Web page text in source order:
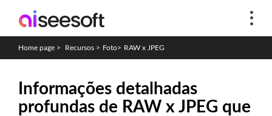
Home page > Recursos > Foto> RAW x JPEG
Informações detalhadas
profundas de RAW x JPEG que